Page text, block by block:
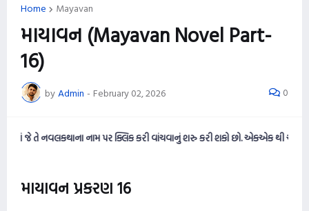
Home Mayavan
માયાવન (Mayavan Novel Part-
16)
byAdmin - February 02, 2026 0
નામ પર ક્લિક કરી વાંચવાનું શરુ કરી શકો છો. એકએક થી ચડિયાતી
માયાવન પ્રકરણ 16